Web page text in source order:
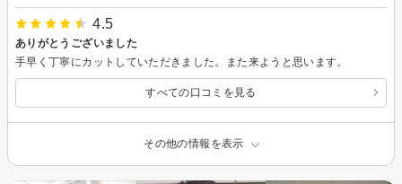
4.5
ありがとうございました
手早く丁寧にカットしていただきました。また来ようと思います。
すべての口コミを見る
その他の情報を表示